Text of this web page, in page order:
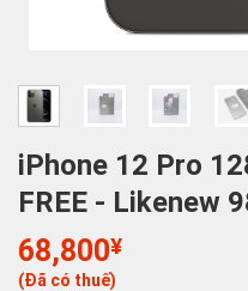
iPhone 12 Pro
FREE - Likenew
68,800¥
(Đã có thuế)